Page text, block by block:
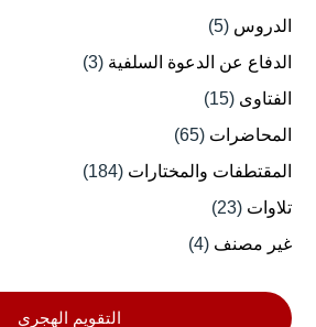
الدروس (5)
الدفاع عن الدعوة السلفية (3)
الفتاوى (15)
المحاضرات (65)
المقتطفات والمختارات (184)
تلاوات (23)
غير مصنف (4)
التقويم الهجري